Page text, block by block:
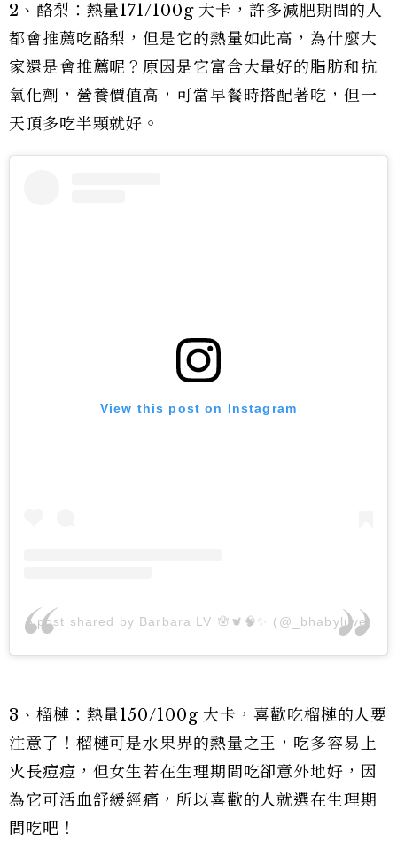
2、酪梨：熱量171/100g 大卡，許多減肥期間的人
都會推薦吃酪梨，但是它的熱量如此高，為什麼大
家還是會推薦呢？原因是它富含大量好的脂肪和抗
氧化劑，營養價值高，可當早餐時搭配著吃，但一
天頂多吃半顆就好。
View this post on Instagram
A post shared by Barbara LV 🪬🫀🧠✨ (@_bhabyluve)
3、榴槤：熱量150/100g 大卡，喜歡吃榴槤的人要
注意了！榴槤可是水果界的熱量之王，吃多容易上
火長痘痘，但女生若在生理期間吃卻意外地好，因
為它可活血舒緩經痛，所以喜歡的人就選在生理期
間吃吧！